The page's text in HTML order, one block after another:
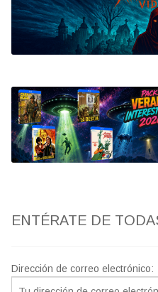
Bluray
Clasificada S
artwork
fantaterror
Jesús Franco
ENTÉRATE DE
Dirección de correo electrónico: